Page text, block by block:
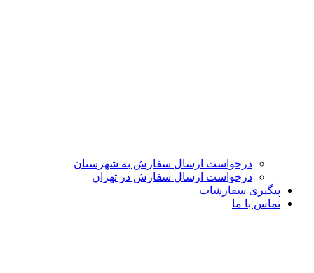
درخواست ارسال سفارش به شهرستان
درخواست ارسال سفارش در تهران
پیگیری سفارشات
تماس با ما